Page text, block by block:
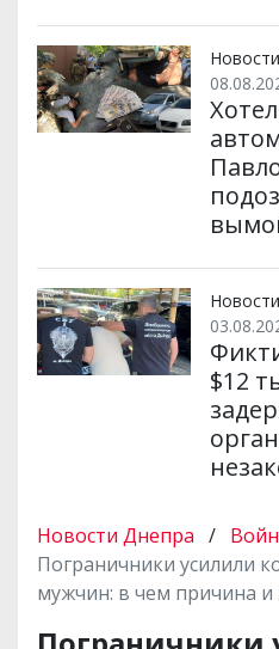
$12
Новости Днепра /
Пограничники усилили
мужчин: в чем причина и